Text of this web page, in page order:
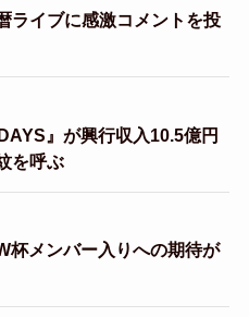
ライブに感激コメントを投
』が興行収入10.5億円
を呼ぶ
杯メンバー入りへの期待が